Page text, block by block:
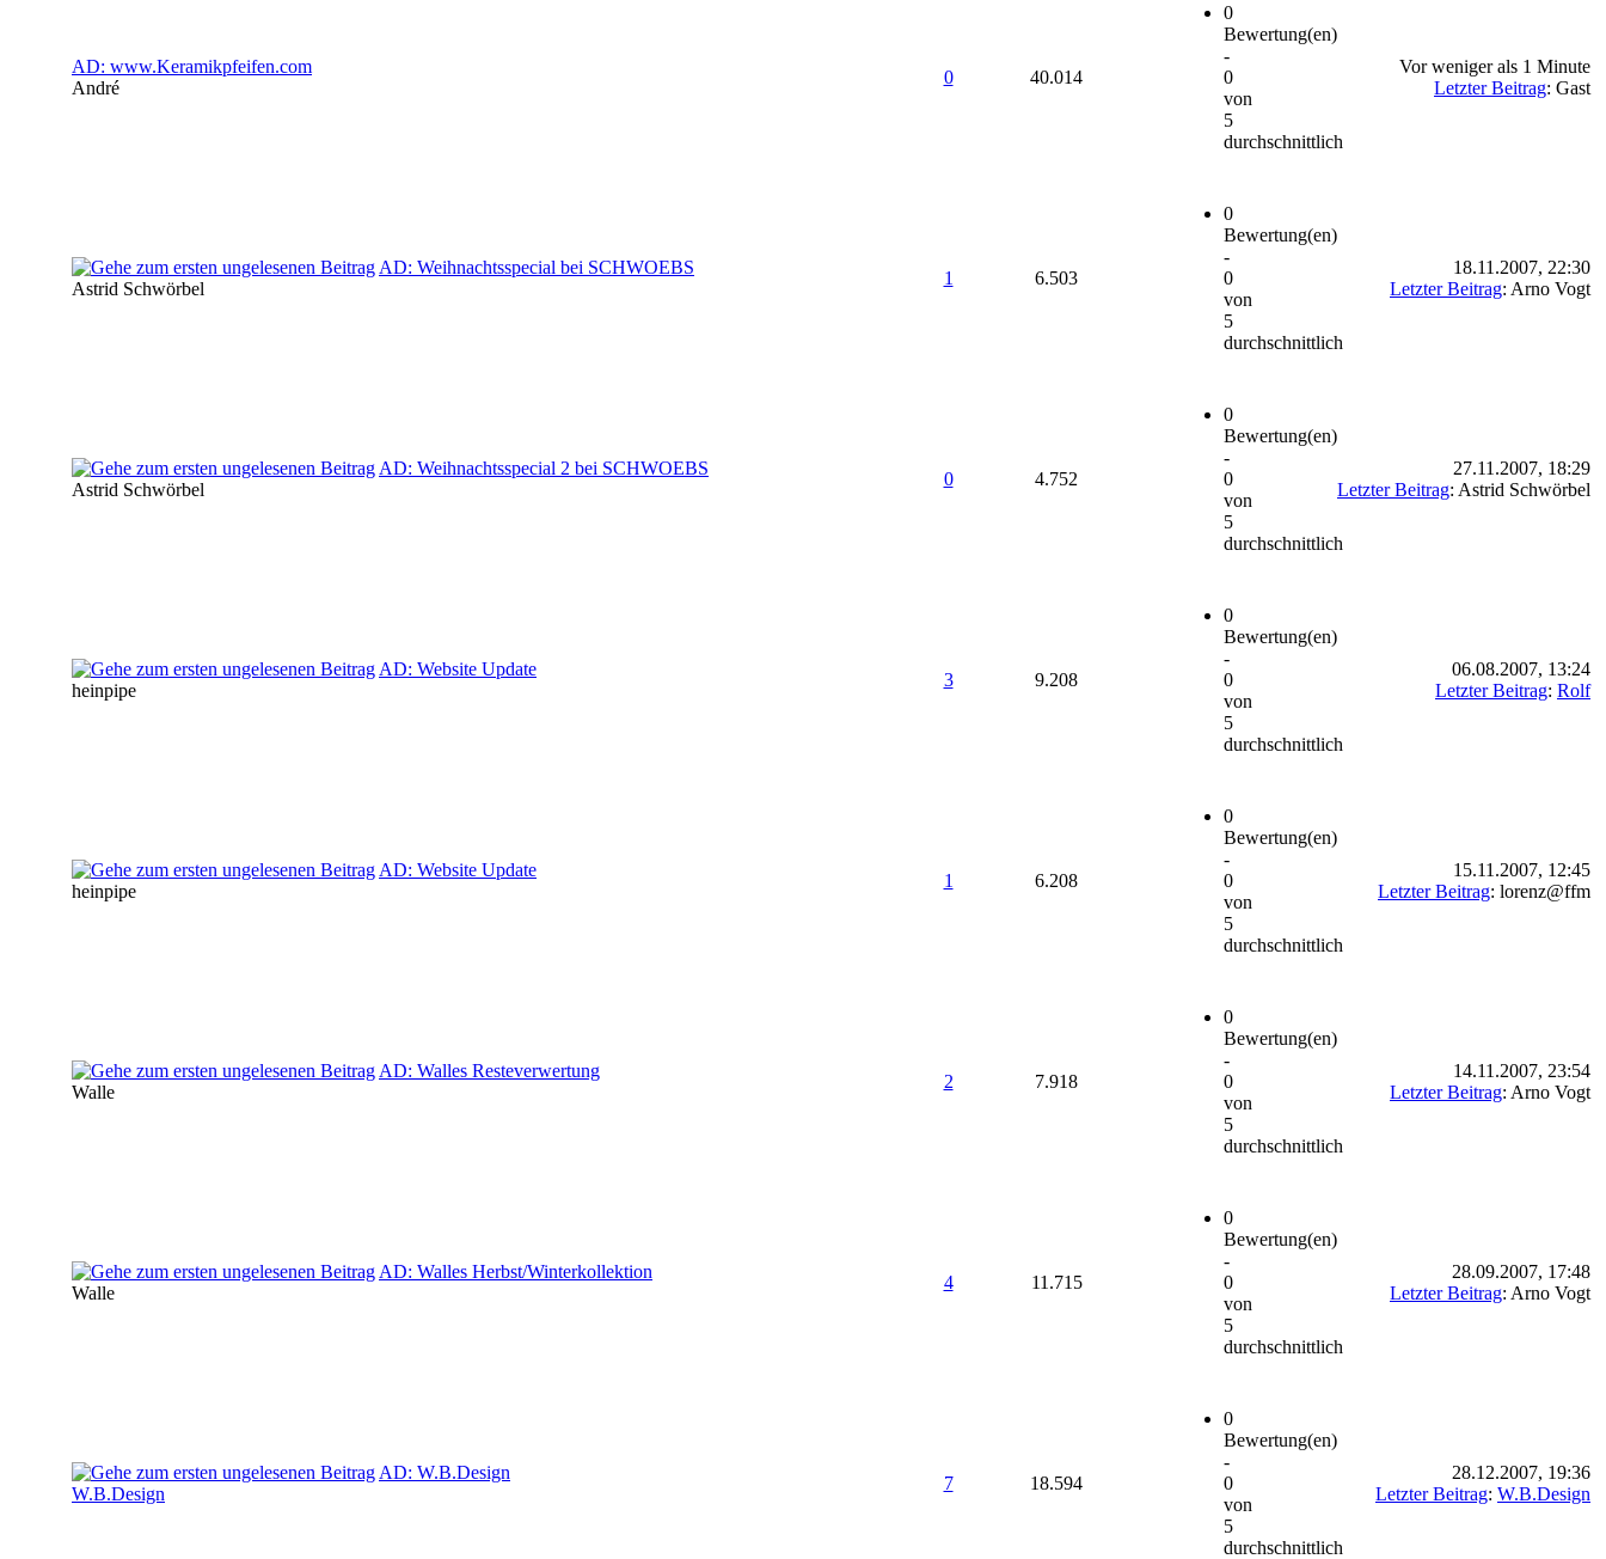
AD: www.Keramikpfeifen.com
André
0 40.014
0
Bewertung(en)
-
0
von
5
durchschnittlich
Vor weniger als 1 Minute
Letzter Beitrag: Gast
AD: Weihnachtsspecial bei SCHWOEBS
Astrid Schwörbel
1 6.503
0
Bewertung(en)
-
0
von
5
durchschnittlich
18.11.2007, 22:30
Letzter Beitrag: Arno Vogt
AD: Weihnachtsspecial 2 bei SCHWOEBS
Astrid Schwörbel
0 4.752
0
Bewertung(en)
-
0
von
5
durchschnittlich
27.11.2007, 18:29
Letzter Beitrag: Astrid Schwörbel
AD: Website Update
heinpipe
3 9.208
0
Bewertung(en)
-
0
von
5
durchschnittlich
06.08.2007, 13:24
Letzter Beitrag: Rolf
AD: Website Update
heinpipe
1 6.208
0
Bewertung(en)
-
0
von
5
durchschnittlich
15.11.2007, 12:45
Letzter Beitrag: lorenz@ffm
AD: Walles Resteverwertung
Walle
2 7.918
0
Bewertung(en)
-
0
von
5
durchschnittlich
14.11.2007, 23:54
Letzter Beitrag: Arno Vogt
AD: Walles Herbst/Winterkollektion
Walle
4 11.715
0
Bewertung(en)
-
0
von
5
durchschnittlich
28.09.2007, 17:48
Letzter Beitrag: Arno Vogt
AD: W.B.Design
W.B.Design
7 18.594
0
Bewertung(en)
-
0
von
5
durchschnittlich
28.12.2007, 19:36
Letzter Beitrag: W.B.Design